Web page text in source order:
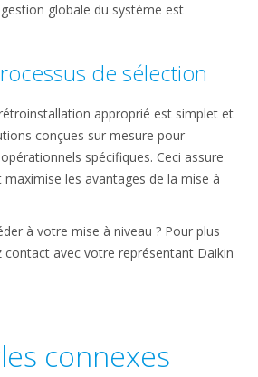
globale du système est
de sélection
approprié est simplet et
conçues sur mesure pour
spécifiques. Ceci assure
les avantages de la mise à
à votre mise à niveau ? Pour plus
contact avec votre représentant Daikin
connexes